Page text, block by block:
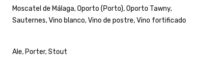
Moscatel de Málaga,Oporto (Porto),Oporto Tawny,
Sauternes,Vino blanco,Vino de postre,Vino fortificado
Ale, Porter,Stout